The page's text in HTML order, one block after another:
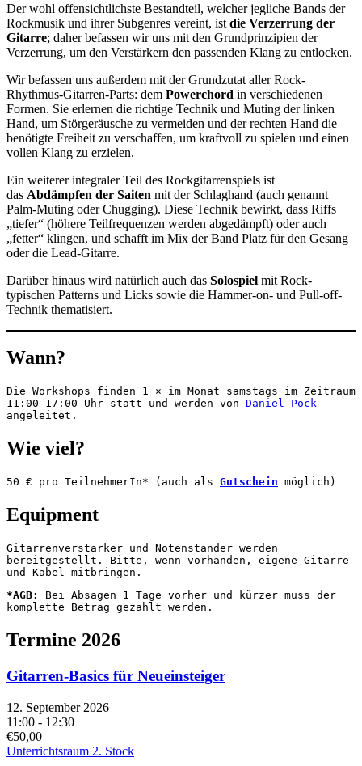
Der wohl offensichtlichste Bestandteil, welcher jegliche Bands der
Rockmusik und ihrer Subgenres vereint, ist die Verzerrung der
Gitarre; daher befassen wir uns mit den Grundprinzipien der
Verzerrung, um den Verstärkern den passenden Klang zu entlocken.
Wir befassen uns außerdem mit der Grundzutat aller Rock-
Rhythmus-Gitarren-Parts: dem Powerchord in verschiedenen
Formen. Sie erlernen die richtige Technik und Muting der linken
Hand, um Störgeräusche zu vermeiden und der rechten Hand die
benötigte Freiheit zu verschaffen, um kraftvoll zu spielen und einen
vollen Klang zu erzielen.
Ein weiterer integraler Teil des Rockgitarrenspiels ist
das Abdämpfen der Saiten mit der Schlaghand (auch genannt
Palm-Muting oder Chugging). Diese Technik bewirkt, dass Riffs
„tiefer“ (höhere Teilfrequenzen werden abgedämpft) oder auch
„fetter“ klingen, und schafft im Mix der Band Platz für den Gesang
oder die Lead-Gitarre.
Darüber hinaus wird natürlich auch das Solospiel mit Rock-
typischen Patterns und Licks sowie die Hammer-on- und Pull-off-
Technik thematisiert.
Wann?
Die Workshops finden 1 × im Monat samstags im Zeitraum
11:00–17:00 Uhr statt und werden von Daniel Pock
angeleitet.
Wie viel?
50 € pro TeilnehmerIn* (auch als Gutschein möglich)
Equipment
Gitarrenverstärker und Notenständer werden
bereitgestellt. Bitte, wenn vorhanden, eigene Gitarre
und Kabel mitbringen.
*AGB:
Bei Absagen 1 Tage vorher und kürzer muss der
komplette Betrag gezahlt werden.
Termine 2026
Gitarren-Basics für Neueinsteiger
12. September 2026
11:00 - 12:30
€50,00
Unterrichtsraum 2. Stock